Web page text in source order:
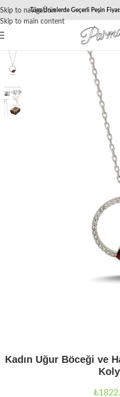
Skip to navigation
Skip to main content
Tüm Ürünlerde Geçerli Peşin
Kadın Uğur Böceği ve
₺